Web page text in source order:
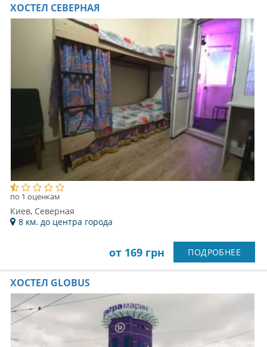
ХОСТЕЛ СЕВЕРНАЯ
по 1 оценкам
Киев, Северная
8 км. до центра города
от 169 грн ПОДРОБНЕЕ
ХОСТЕЛ GLOBUS